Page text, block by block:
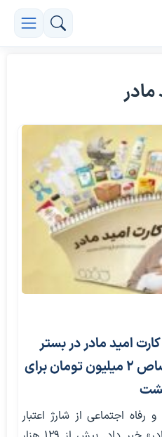
امید مادر در بستر
کالابرگ الکترونیکی/ اختصاص ۲ میلیون تومان برای
رفاه اجتماعی از شارژ اعتبار